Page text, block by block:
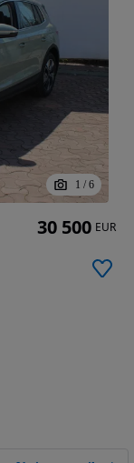
1 / 6
30 500 EUR